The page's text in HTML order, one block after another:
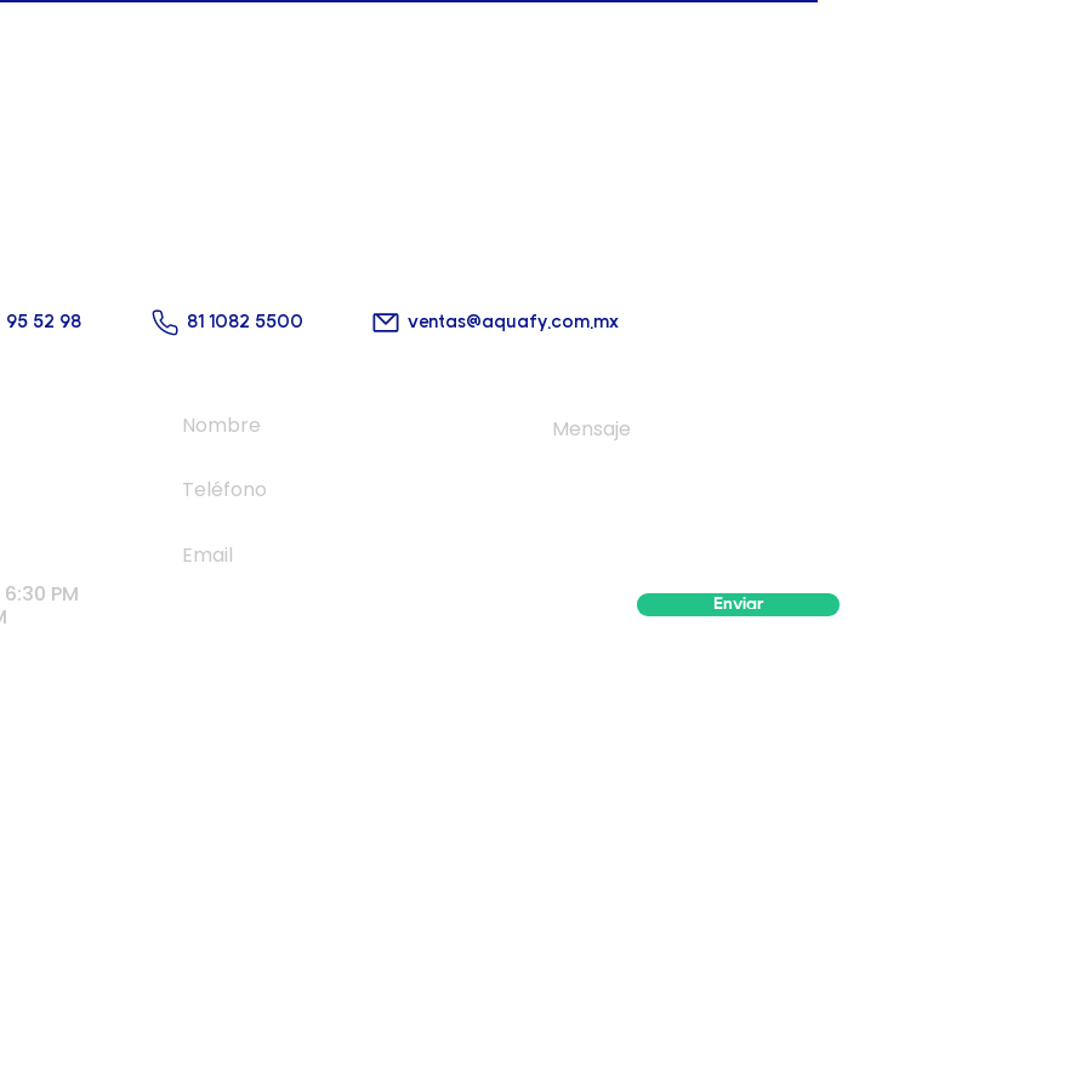
95 52 98 81 1082 5500 ventas@aquafy.com.mx
PM
Enviar